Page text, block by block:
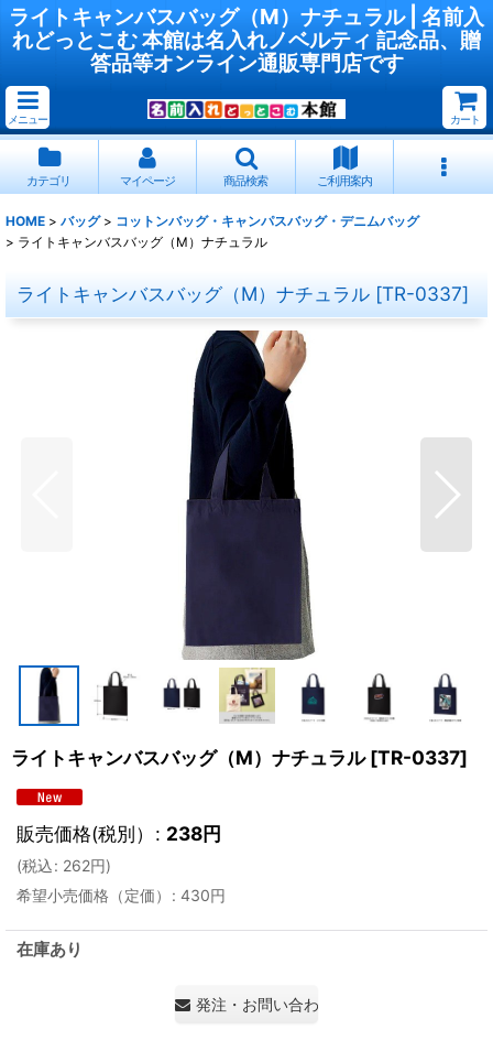
ライトキャンバスバッグ（M）ナチュラル | 名前入
れどっとこむ 本館は名入れノベルティ 記念品、贈
答品等オンライン通販専門店です
メニュー カート
カテゴリ マイページ 商品検索 ご利用案内
HOME > バッグ > コットンバッグ・キャンパスバッグ・デニムバッグ
> ライトキャンバスバッグ（M）ナチュラル
ライトキャンバスバッグ（M）ナチュラル [TR-0337]
ライトキャンバスバッグ（M）ナチュラル [TR-0337]
販売価格(税別） : 238円
(税込: 262円)
希望小売価格（定価）
: 430円
在庫あり
発注・お問い合わせ・見積もり依頼